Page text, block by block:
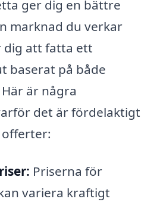
ger dig en bättre
marknad du verkar
dig att fatta ett
baserat på både
är några
det är fördelaktigt
Priserna för
variera kraftigt